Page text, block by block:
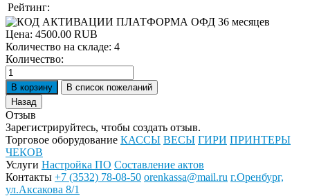
Рейтинг:
Цена: 4500.00 RUB
Количество на складе: 4
Количество:
Отзыв
Зарегистрируйтесь, чтобы создать отзыв.
Торговое оборудование КАССЫ ВЕСЫ ГИРИ ПРИНТЕРЫ
ЧЕКОВ
Услуги Настройка ПО Составление актов
Контакты +7 (3532) 78-08-50 orenkassa@mail.ru г.Оренбург,
ул.Аксакова 8/1